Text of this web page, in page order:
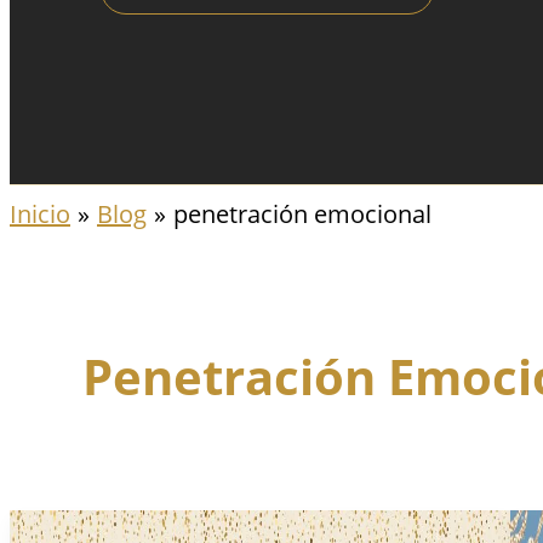
Inicio Blog penetración emocional
Penetración